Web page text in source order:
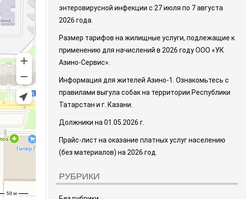
энтеровирусной инфекции с 27 июля по 7 августа
2026 года.
Размер тарифов на жилищные услуги, подлежащие к
применению для начислений в 2026 году ООО «УК
Азино-Сервис».
Информация для жителей Азино-1. Ознакомьтесь с
правилами выгула собак на территории Республики
Татарстан и г. Казани.
Должники на 01.05.2026 г.
Прайс-лист на оказание платных услуг населению
(без материалов) на 2026 год.
РУБРИКИ